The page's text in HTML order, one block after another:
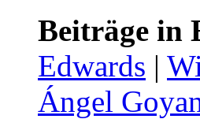
Beiträge in
Edwards |
Ángel